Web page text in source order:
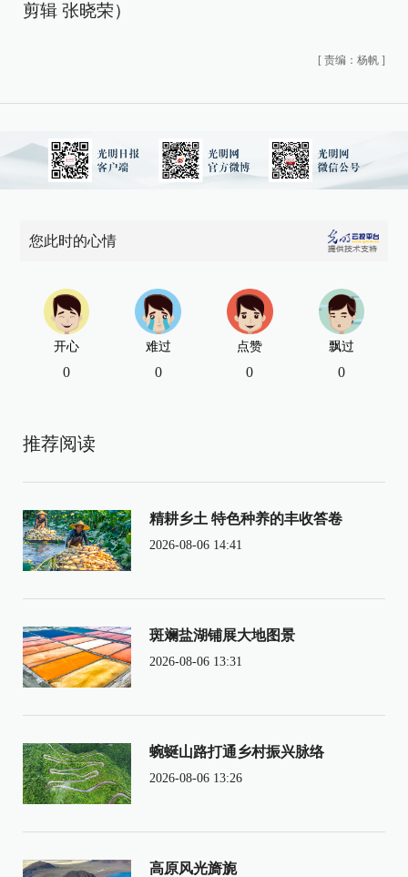
剪辑 张晓荣）
[ 责编：杨帆 ]
您此时的心情
开心
0
难过
0
点赞
0
飘过
0
推荐阅读
精耕乡土 特色种养的丰收答卷
2026-08-06 14:41
斑斓盐湖铺展大地图景
2026-08-06 13:31
蜿蜒山路打通乡村振兴脉络
2026-08-06 13:26
高原风光旖旎